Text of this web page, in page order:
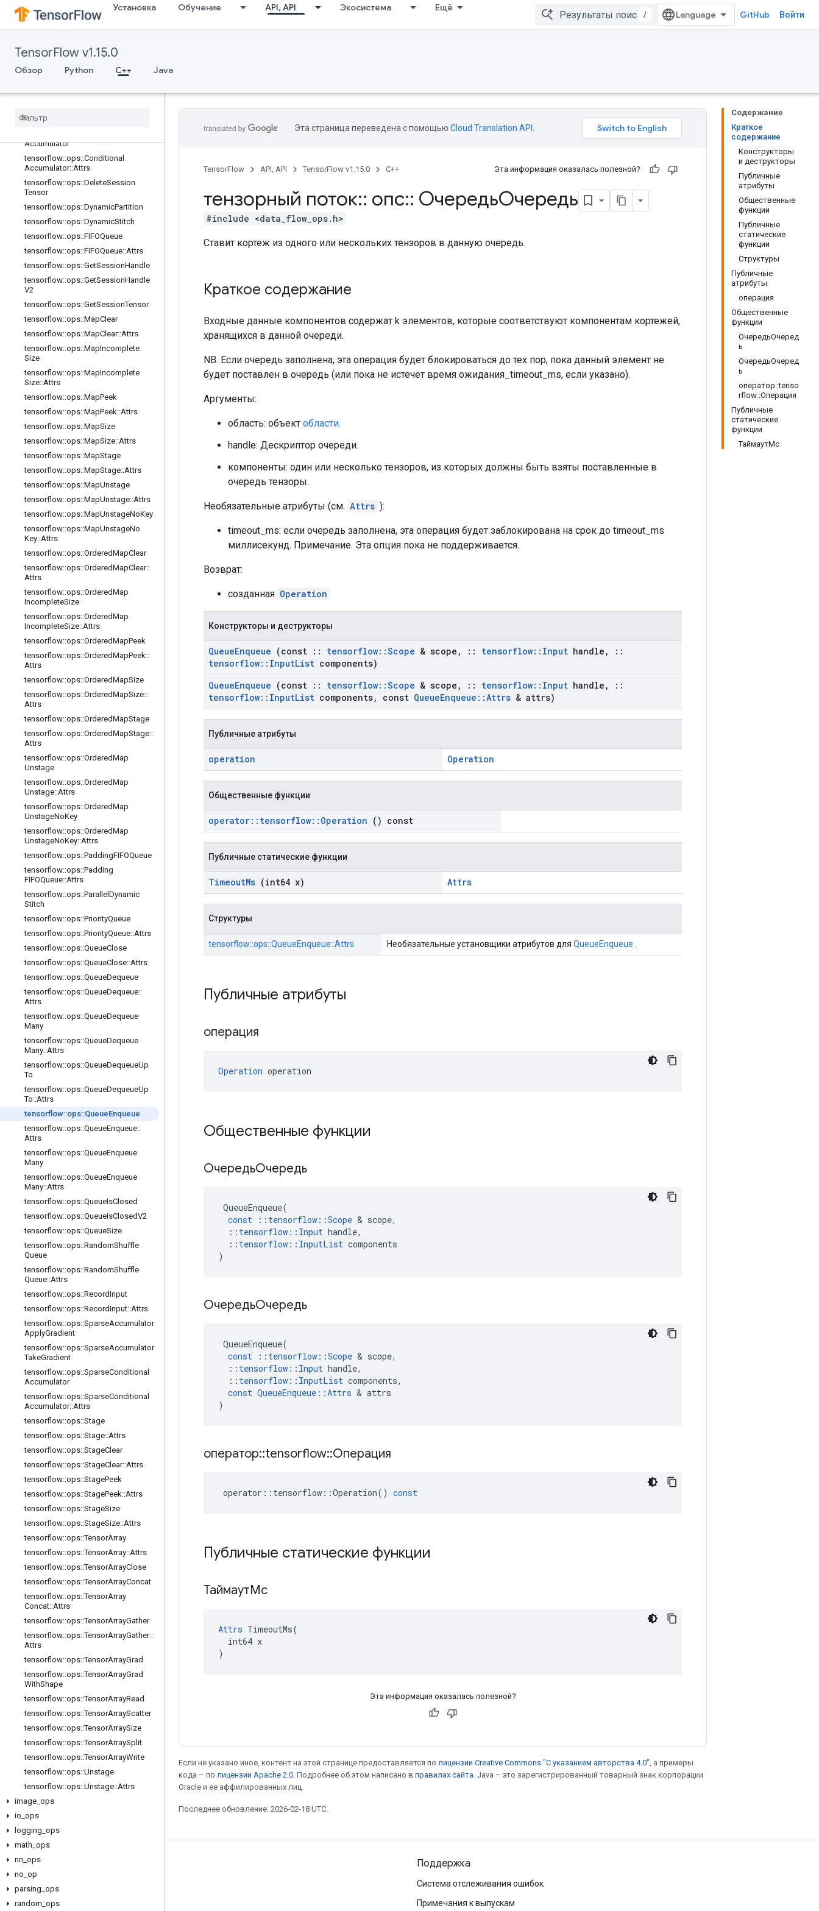
Установка Обучение API, API Экосистема Ещё
/ GitHub Войти
TensorFlow v1.15.0
Обзор Python C++ Java
tensorflow::ops::BarrierClose
ze
tensorflow::ops::BarrierInsertMany
tensorflow::ops::BarrierTakeMany
Attrs
Accumulator
tensorflow::ops::Conditional
Accumulator::Attrs
tensorflow::ops::DeleteSession
Tensor
tensorflow::ops::DynamicPartition
tensorflow::ops::DynamicStitch
tensorflow::ops::FIFOQueue
tensorflow::ops::FIFOQueue::Attrs
tensorflow::ops::GetSessionHandle
tensorflow::ops::GetSessionHandle
V2
tensorflow::ops::GetSessionTensor
tensorflow::ops::MapClear
tensorflow::ops::MapClear::Attrs
tensorflow::ops::MapIncomplete
Size
tensorflow::ops::MapIncomplete
Size::Attrs
tensorflow::ops::MapPeek
tensorflow::ops::MapPeek::Attrs
tensorflow::ops::MapSize
tensorflow::ops::MapSize::Attrs
tensorflow::ops::MapStage
tensorflow::ops::MapStage::Attrs
tensorflow::ops::MapUnstage
tensorflow::ops::MapUnstage::Attrs
tensorflow::ops::MapUnstageNoKey
tensorflow::ops::MapUnstageNo
Key::Attrs
tensorflow::ops::OrderedMapClear
tensorflow::ops::OrderedMapClear::
Attrs
tensorflow::ops::OrderedMap
IncompleteSize
tensorflow::ops::OrderedMap
IncompleteSize::Attrs
tensorflow::ops::OrderedMapPeek
tensorflow::ops::OrderedMapPeek::
Attrs
tensorflow::ops::OrderedMapSize
tensorflow::ops::OrderedMapSize::
Attrs
tensorflow::ops::OrderedMapStage
tensorflow::ops::OrderedMapStage::
Attrs
tensorflow::ops::OrderedMap
Unstage
tensorflow::ops::OrderedMap
Unstage::Attrs
tensorflow::ops::OrderedMap
UnstageNoKey
tensorflow::ops::OrderedMap
UnstageNoKey::Attrs
tensorflow::ops::PaddingFIFOQueue
tensorflow::ops::Padding
FIFOQueue::Attrs
tensorflow::ops::Parallel Dynamic
Stitch
tensorflow::ops::PriorityQueue
tensorflow::ops::PriorityQueue::Attrs
tensorflow::ops::QueueClose
tensorflow::ops::QueueClose::Attrs
tensorflow::ops::QueueDequeue
tensorflow::ops::QueueDequeue::
Attrs
tensorflow::ops::QueueDequeue
Many
tensorflow::ops::QueueDequeue
Many::Attrs
tensorflow::ops::QueueDequeueUp
To
tensorflow::ops::QueueDequeueUp
To::Attrs
tensorflow::ops::QueueEnqueue
tensorflow::ops::QueueEnqueue::
Attrs
tensorflow::ops::QueueEnqueue
Many
tensorflow::ops::QueueEnqueue
Many::Attrs
tensorflow::ops::QueueIsClosed
tensorflow::ops::QueueIsClosedV2
tensorflow::ops::QueueSize
tensorflow::ops::RandomShuffle
Queue
tensorflow::ops::RandomShuffle
Queue::Attrs
tensorflow::ops::RecordInput
tensorflow::ops::RecordInput::Attrs
tensorflow::ops::SparseAccumulator
ApplyGradient
tensorflow::ops::SparseAccumulator
TakeGradient
tensorflow::ops::SparseConditional
Accumulator
tensorflow::ops::SparseConditional
Accumulator::Attrs
tensorflow::ops::Stage
tensorflow::ops::Stage::Attrs
tensorflow::ops::StageClear
tensorflow::ops::StageClear::Attrs
tensorflow::ops::StagePeek
tensorflow::ops::StagePeek::Attrs
tensorflow::ops::StageSize
tensorflow::ops::StageSize::Attrs
tensorflow::ops::TensorArray
tensorflow::ops::TensorArray::Attrs
tensorflow::ops::TensorArrayClose
tensorflow::ops::TensorArrayConcat
tensorflow::ops::TensorArray
Concat::Attrs
tensorflow::ops::TensorArrayGather
tensorflow::ops::TensorArrayGather::
Attrs
tensorflow::ops::TensorArrayGrad
tensorflow::ops::TensorArrayGrad
WithShape
tensorflow::ops::TensorArrayRead
tensorflow::ops::TensorArrayScatter
tensorflow::ops::TensorArraySize
tensorflow::ops::TensorArraySplit
tensorflow::ops::TensorArrayWrite
tensorflow::ops::Unstage
tensorflow::ops::Unstage::Attrs
image ops
io ops
logging ops
math ops
nn ops
no op
parsing ops
random ops
Содержание
Краткое
содержание
Конструкторы
и деструкторы
Публичные
атрибуты
Общественные
функции
Публичные
статические
функции
Структуры
Публичные
атрибуты
операция
Общественные
функции
ОчередьОчеред
ь
ОчередьОчеред
ь
оператор::tenso
rflow::Операция
Публичные
статические
функции
ТаймаутМс
Эта страница переведена с помощью Cloud Translation API
TensorFlow API, API TensorFlow v1.15.0 C++ Эта информация оказалась полезной?
тензорный поток:: опс:: ОчередьОчередь
#include <data_flow_ops.h>
Ставит кортеж из одного или нескольких тензоров в данную очередь.
Краткое содержание
Входные данные компонентов содержат k элементов, которые соответствуют компонентам кортежей,
хранящихся в данной очереди.
NB. Если очередь заполнена, эта операция будет блокироваться до тех пор, пока данный элемент не
будет поставлен в очередь (или пока не истечет время ожидания_timeout_ms, если указано).
Аргументы:
область: объект области.
handle: Дескриптор очереди.
компоненты: один или несколько тензоров, из которых должны быть взяты поставленные в
очередь тензоры.
Необязательные атрибуты (см. Attrs ):
timeout_ms: если очередь заполнена, эта операция будет заблокирована на срок до timeout_ms
миллисекунд. Примечание. Эта опция пока не поддерживается.
Возврат:
созданная Operation
Конструкторы и деструкторы
QueueEnqueue (const :: tensorflow::Scope & scope , :: tensorflow:: Input handle ,
::
tensorflow:: InputList components)
QueueEnqueue (const :: tensorflow::Scope & scope , :: tensorflow:: Input handle ,
::
tensorflow:: InputList components, const QueueEnqueue ::Attrs & attrs)
Публичные атрибуты
operation Operation
Общественные функции
operator:: tensorflow:: Operation () const
Публичные статические функции
TimeoutMs (int64 x) Attrs
Структуры
tensorflow::ops::QueueEnqueue::Attrs Необязательные установщики атрибутов для QueueEnqueue
Публичные атрибуты
операция
Operation operation
Общественные функции
ОчередьОчередь
QueueEnqueue(
const
:: tensorflow ::Scope & scope,
:: tensorflow :: Input handle,
:: tensorflow :: InputList components
)
ОчередьОчередь
QueueEnqueue(
const
:: tensorflow ::Scope & scope,
:: tensorflow :: Input handle,
:: tensorflow :: InputList components,
const QueueEnqueue ::Attrs & attrs
)
оператор::tensorflow::Операция
operator :: tensorflow ::Operation() const
Публичные статические функции
ТаймаутМс
Attrs TimeoutMs(
  int64 x
)
Эта информация оказалась полезной?
Если не указано иное, контент на этой странице предоставляется по лицензии Creative Commons "С указанием авторства 4.0" , а примеры
кода – по лицензии Apache 2.0 . Подробнее об этом написано в правилах сайта . Java – это зарегистрированный товарный знак корпорации
Oracle и ее аффилированных лиц.
Последнее обновление: 2026-02-18 UTC.
Мы в социальных сетях
Форум
Поддержка
Система отслеживания ошибок
Примечания к выпускам